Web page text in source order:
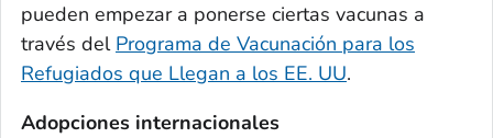
pueden empezar a ponerse ciertas vacunas a
través del Programa de Vacunación para los
Refugiados que Llegan a los EE. UU.
Adopciones internacionales